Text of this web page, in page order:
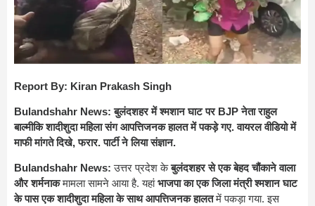
Report By: Kiran Prakash Singh
Bulandshahr News: बुलंदशहर में श्मशान घाट पर BJP नेता राहुल
बाल्मीकि शादीशुदा महिला संग आपत्तिजनक हालत में पकड़े गए. वायरल वीडियो में
माफी मांगते दिखे, फरार. पार्टी ने लिया संज्ञान.
Bulandshahr News: उत्तर प्रदेश केबुलंदशहर से एक बेहद चौंकाने वाला
और शर्मनाकमामला सामने आया है. यहांभाजपा का एक जिला मंत्री श्मशान घाट
के पास एक शादीशुदा महिला के साथ आपत्तिजनक हालतमें पकड़ा गया. इस